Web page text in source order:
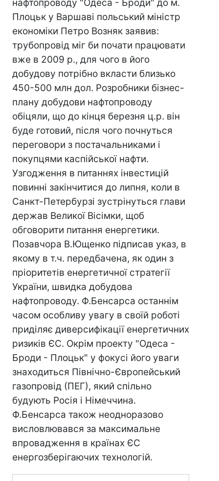
нафтопроводу "Одеса - Броди" до м.
Плоцьк у Варшаві польський міністр
економіки Петро Возняк заявив:
трубопровід міг би почати працювати
вже в 2009 р., для чого в його
добудову потрібно вкласти близько
450-500 млн дол. Розробники бізнес-
плану добудови нафтопроводу
обіцяли, що до кінця березня ц.р. він
буде готовий, після чого почнуться
переговори з постачальниками і
покупцями каспійської нафти.
Узгодження в питаннях інвестицій
повинні закінчитися до липня, коли в
Санкт-Петербурзі зустрінуться глави
держав Великої Вісімки, щоб
обговорити питання енергетики.
Позавчора В.Ющенко підписав указ, в
якому в т.ч. передбачена, як один з
пріоритетів енергетичної стратегії
України, швидка добудова
нафтопроводу. Ф.Бенсарса останнім
часом особливу увагу в своїй роботі
приділяє диверсифікації енергетичних
ризиків ЄС. Окрім проекту "Одеса -
Броди - Плоцьк" у фокусі його уваги
знаходиться Північно-Європейський
газопровід (ПЕГ), який спільно
будують Росія і Німеччина.
Ф.Бенсарса також неодноразово
висловлювався за максимальне
впровадження в країнах ЄС
енергозберігаючих технологій.